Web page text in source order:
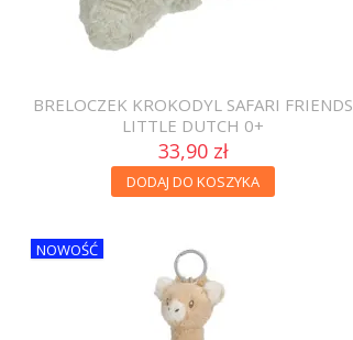
BRELOCZEK KROKODYL SAFARI FRIENDS
LITTLE DUTCH 0+
33,90 zł
DODAJ DO KOSZYKA
NOWOŚĆ